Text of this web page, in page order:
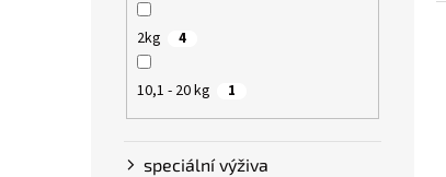
2kg 4
10,1 - 20 kg 1
speciální výživa